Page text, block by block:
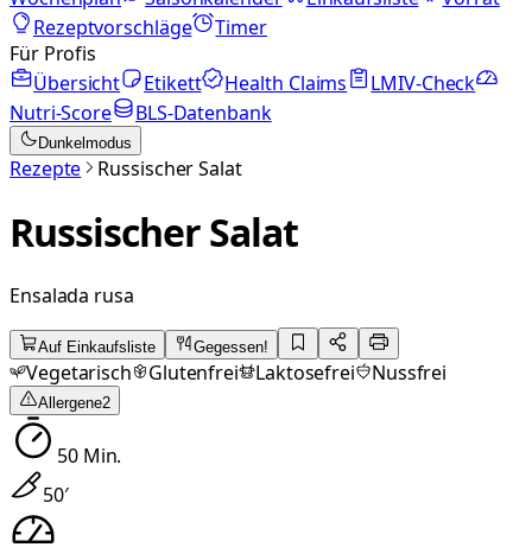
Rezeptvorschläge
Timer
Für Profis
Übersicht
Etikett Health Claims
LMIV-Check
Nutri-Score
BLS-Datenbank
Dunkelmodus
Rezepte Russischer Salat
Russischer Salat
Ensalada rusa
Auf Einkaufsliste Gegessen!
Vegetarisch Glutenfrei Laktosefrei Nussfrei
Allergene2
50Min.
50′